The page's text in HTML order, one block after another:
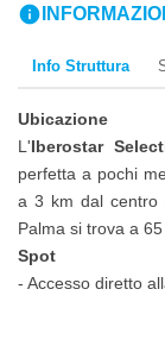
info
Info Struttura
Ubicazione
L'Iberostar
perfetta a pochi
a 3 km dal centro
Palma si trova a 65
Spot
- Accesso diretto